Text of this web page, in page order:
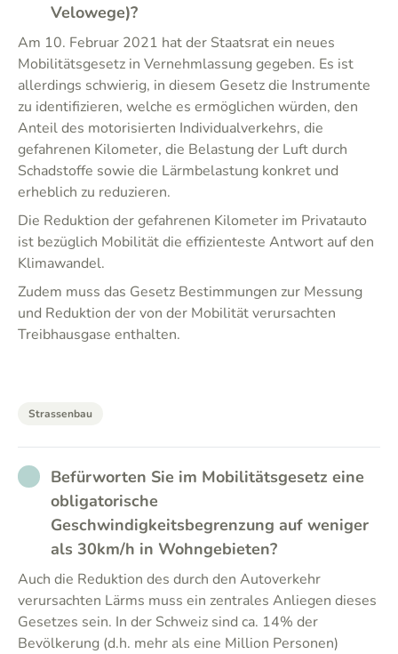
Velowege)?
Am 10. Februar 2021 hat der Staatsrat ein neues
Mobilitätsgesetz in Vernehmlassung gegeben. Es ist
allerdings schwierig, in diesem Gesetz die Instrumente
zu identifizieren, welche es ermöglichen würden, den
Anteil des motorisierten Individualverkehrs, die
gefahrenen Kilometer, die Belastung der Luft durch
Schadstoffe sowie die Lärmbelastung konkret und
erheblich zu reduzieren.
Die Reduktion der gefahrenen Kilometer im Privatauto
ist bezüglich Mobilität die effizienteste Antwort auf den
Klimawandel.
Zudem muss das Gesetz Bestimmungen zur Messung
und Reduktion der von der Mobilität verursachten
Treibhausgase enthalten.
Strassenbau
NO_ANSWER
Befürworten Sie im Mobilitätsgesetz eine
obligatorische
Geschwindigkeitsbegrenzung auf weniger
als 30km/h in Wohngebieten?
Auch die Reduktion des durch den Autoverkehr
verursachten Lärms muss ein zentrales Anliegen dieses
Gesetzes sein. In der Schweiz sind ca. 14% der
Bevölkerung (d.h. mehr als eine Million Personen)